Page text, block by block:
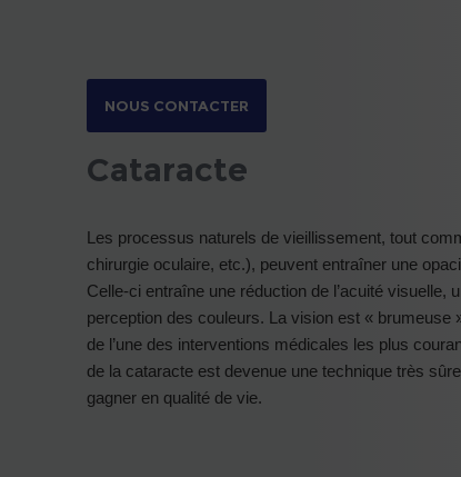
NOUS CONTACTER
Cataracte
Les processus naturels de vieillissement, tout
chirurgie oculaire, etc.), peuvent entraîner une
Celle-ci entraîne une réduction de l’acuité visuelle,
perception des couleurs. La vision est « brumeuse
de l’une des interventions médicales les plus
de la cataracte est devenue une technique très
gagner en qualité de vie.